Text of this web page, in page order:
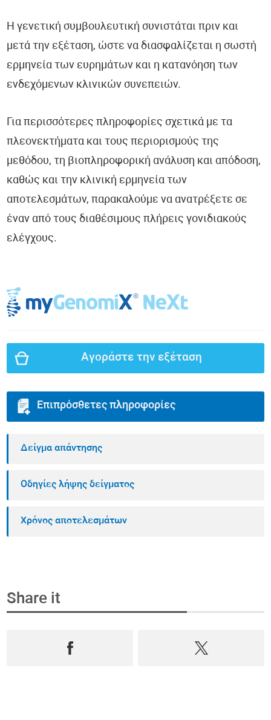
Η γενετική συμβουλευτική συνιστάται πριν και
μετά την εξέταση, ώστε να διασφαλίζεται η σωστή
ερμηνεία των ευρημάτων και η κατανόηση των
ενδεχόμενων κλινικών συνεπειών.
Για περισσότερες πληροφορίες σχετικά με τα
πλεονεκτήματα και τους περιορισμούς της
μεθόδου, τη βιοπληροφορική ανάλυση και απόδοση,
καθώς και την κλινική ερμηνεία των
αποτελεσμάτων, παρακαλούμε να ανατρέξετε σε
έναν από τους διαθέσιμους πλήρεις γονιδιακούς
ελέγχους.
Αγοράστε την εξέταση
Επιπρόσθετες πληροφορίες
Δείγμα απάντησης
Οδηγίες λήψης δείγματος
Χρόνος αποτελεσμάτων
Share it